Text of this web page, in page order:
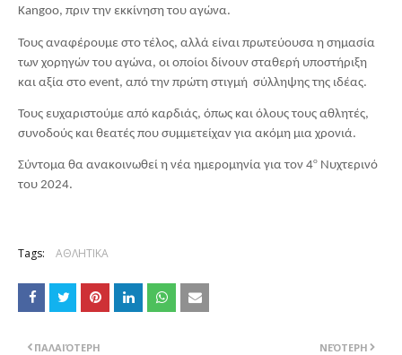
Kangoo, πριν την εκκίνηση του αγώνα.
Τους αναφέρουμε στο τέλος, αλλά είναι πρωτεύουσα η σημασία
των χορηγών του αγώνα, οι οποίοι δίνουν σταθερή υποστήριξη
και αξία στο event, από την πρώτη στιγμή  σύλληψης της ιδέας.
Τους ευχαριστούμε από καρδιάς, όπως και όλους τους αθλητές,
συνοδούς και θεατές που συμμετείχαν για ακόμη μια χρονιά.
Σύντομα θα ανακοινωθεί η νέα ημερομηνία για τον 4ο Νυχτερινό
του 2024.
Tags: ΑΘΛΗΤΙΚΑ
ΝΕΌΤΕΡΗ
ΠΑΛΑΙΌΤΕΡΗ